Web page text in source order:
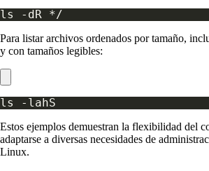
Para listar archivos ordenados por tamaño,
y con tamaños legibles:
Estos ejemplos demuestran la flexibilidad del
adaptarse a diversas necesidades de
Linux.